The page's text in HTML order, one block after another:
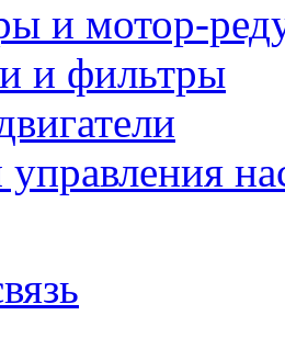
и мотор-
и фильтры